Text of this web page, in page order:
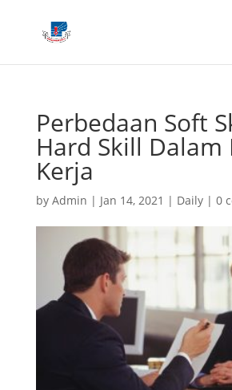
Perbedaan Soft
Hard Skill Dalam
Kerja
by Admin | Jan 14, 2021 | Daily| 0